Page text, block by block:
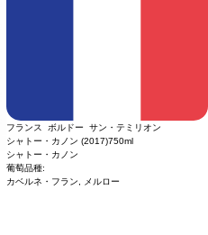
フランス ボルドー サン・テミリオン
シャトー・カノン (2017)750ml
シャトー・カノン
葡萄品種:
カベルネ・フラン, メルロー